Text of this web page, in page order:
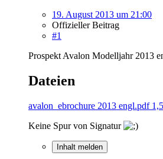
19. August 2013 um 21:00
Offizieller Beitrag
#1
Prospekt Avalon Modelljahr 2013
Dateien
avalon_ebrochure 2013 engl.pdf
Keine Spur von Signatur
Inhalt melden